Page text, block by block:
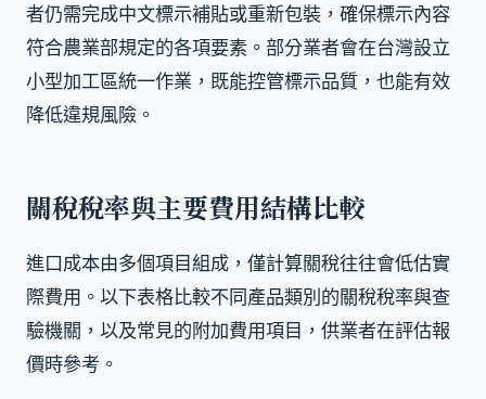
者仍需完成中文標示補貼或重新包裝，確保標示內容
符合農業部規定的各項要素。部分業者會在台灣設立
小型加工區統一作業，既能控管標示品質，也能有效
降低違規風險。
關稅稅率與主要費用結構比較
進口成本由多個項目組成，僅計算關稅往往會低估實
際費用。以下表格比較不同產品類別的關稅稅率與查
驗機關，以及常見的附加費用項目，供業者在評估報
價時參考。